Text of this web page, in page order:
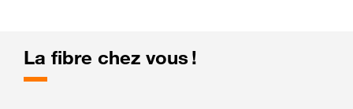
La fibre chez vous !